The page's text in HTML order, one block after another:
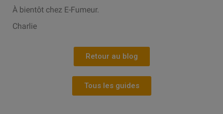
À bientôt chez E-Fumeur.
Charlie
Retour au blog
Tous les guides